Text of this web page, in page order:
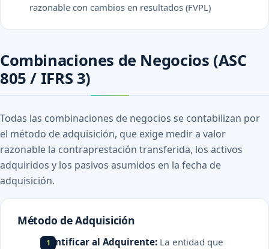
razonable con cambios en resultados (FVPL)
Combinaciones de Negocios (ASC
805 / IFRS 3)
Todas las combinaciones de negocios se contabilizan por
el método de adquisición, que exige medir a valor
razonable la contraprestación transferida, los activos
adquiridos y los pasivos asumidos en la fecha de
adquisición.
Método de Adquisición
Identificar al Adquirente: La entidad que